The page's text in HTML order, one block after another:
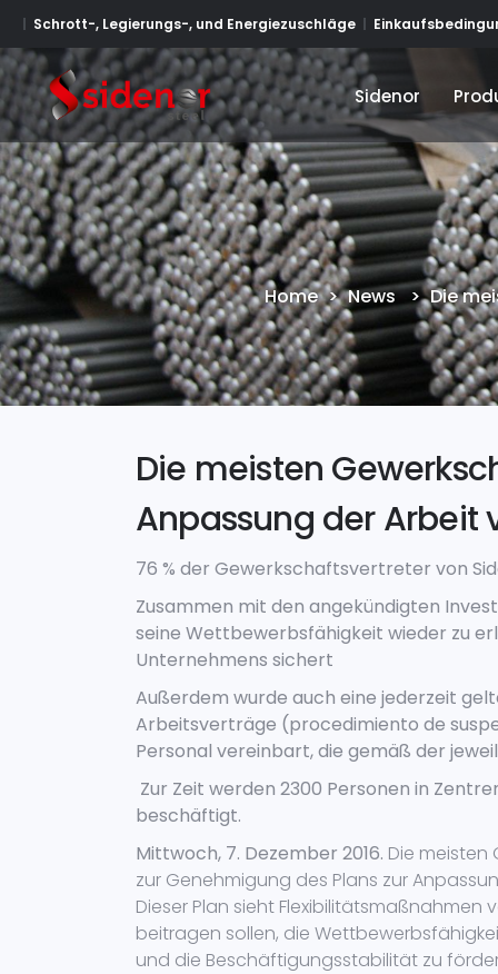
Schrott-, Legierungs-, und Energiezuschläge
Sidenor
Sidenor
Home > News > Die
Die meisten
Anpassung der Arbeit
76 % der Gewerkschaftsvertreter von
Zusammen mit den angekündigten
seine Wettbewerbsfähigkeit wieder zu
Unternehmens sichert
Außerdem wurde auch eine jederzeit
Arbeitsverträge (procedimiento de
Personal vereinbart, die gemäß der
Zur Zeit werden 2300 Personen in
beschäftigt.
Mittwoch, 7. Dezember 2016. Die
zur Genehmigung des Plans zur
Dieser Plan sieht
beitragen sollen, die
und die Beschäftigungsstabilität zu